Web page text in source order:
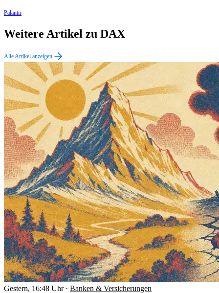
Palantir
Weitere Artikel zu DAX
Alle Artikel anzeigen
Gestern, 16:48 Uhr · Banken & Versicherungen